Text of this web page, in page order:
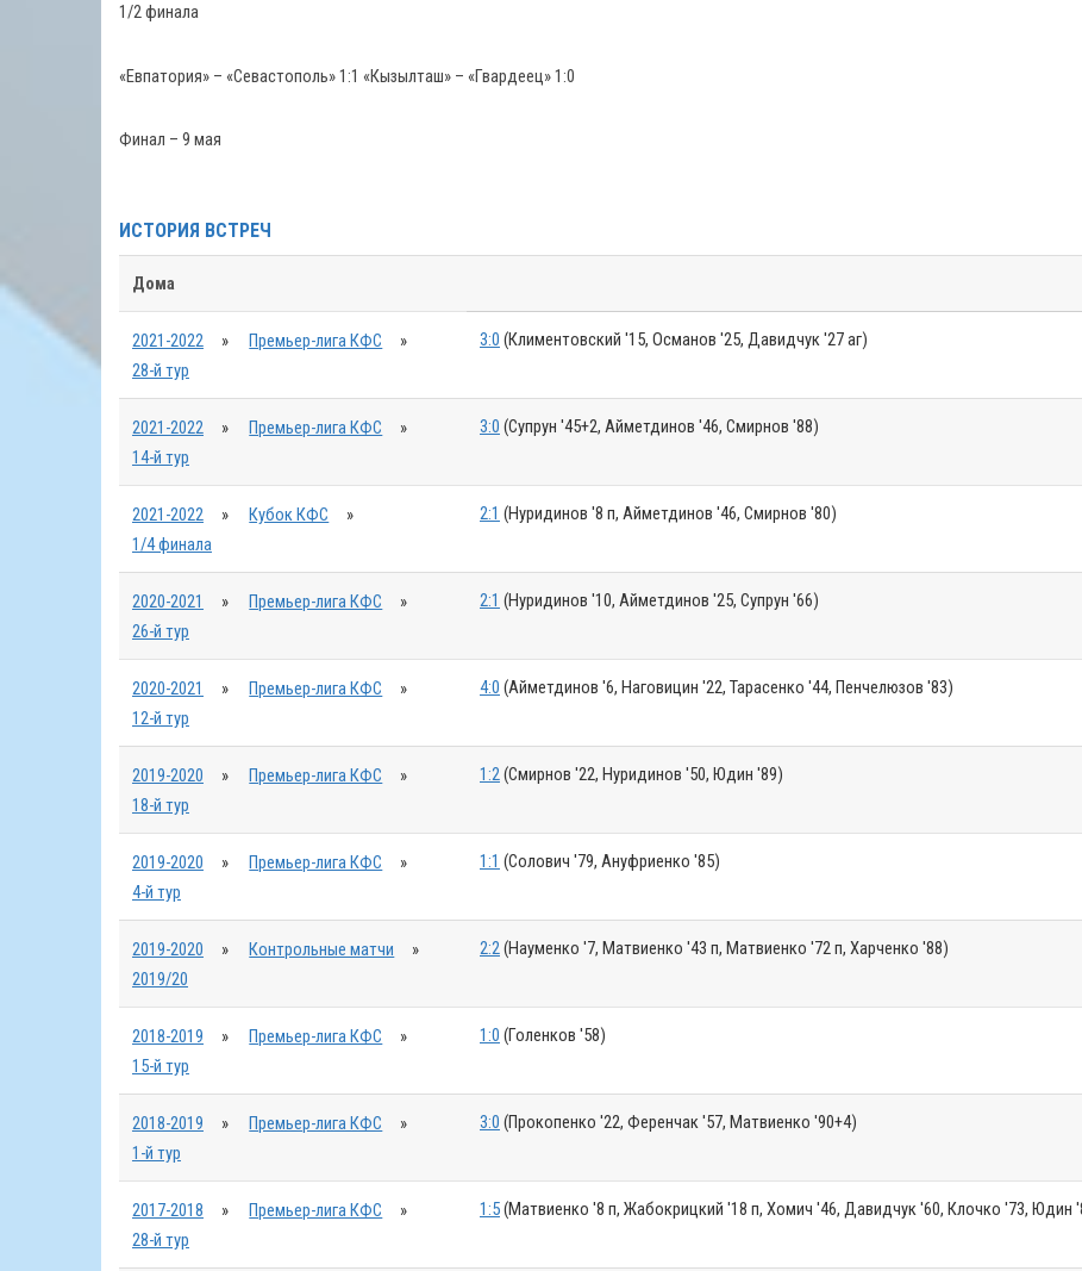
1/2 финала
«Евпатория» – «Севастополь» 1:1 «Кызылташ» – «Гвардеец» 1:0
Финал – 9 мая
ИСТОРИЯ ВСТРЕЧ
Дома
2021-2022 » Премьер-лига КФС
»
28-й тур
3:0 (Климентовский '15, Османов '25, Давидчук '27 аг)
2021-2022 » Премьер-лига КФС
»
14-й тур
3:0 (Супрун '45+2, Айметдинов '46, Смирнов '88)
2021-2022 » Кубок КФС
»
1/4 финала
2:1 (Нуридинов '8 п, Айметдинов '46, Смирнов '80)
2020-2021 » Премьер-лига КФС
»
26-й тур
2:1 (Нуридинов '10, Айметдинов '25, Супрун '66)
2020-2021 » Премьер-лига КФС
»
12-й тур
4:0 (Айметдинов '6, Наговицин '22, Тарасенко '44, Пенчелюзов '83)
2019-2020 » Премьер-лига КФС
»
18-й тур
1:2(Смирнов '22, Нуридинов '50, Юдин '89)
2019-2020 » Премьер-лига КФС
»
4-й тур
1:1 (Солович '79, Ануфриенко '85)
2019-2020 » Контрольные матчи
»
2019/20
2:2(Науменко '7, Матвиенко '43 п, Матвиенко '72 п, Харченко '88)
2018-2019 » Премьер-лига КФС
»
15-й тур
1:0 (Голенков '58)
2018-2019 » Премьер-лига КФС
»
1-й тур
3:0 (Прокопенко '22, Ференчак '57, Матвиенко '90+4)
2017-2018 » Премьер-лига КФС
»
28-й тур
1:5(Матвиенко '8 п, Жабокрицкий '18 п, Хомич '46, Давидчук '60, Клочко '73, Юдин